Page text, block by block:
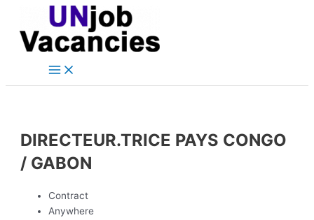
content
Main
DIRECTEUR.TRICE PAYS CONGO
/ GABON
Contract
Anywhere
navigation